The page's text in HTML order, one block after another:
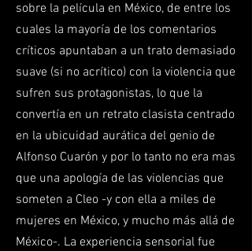
sobre la película en México, de entre los
cuales la mayoría de los comentarios
críticos apuntaban a un trato demasiado
suave (si no acrítico) con la violencia que
sufren sus protagonistas, lo que la
convertía en un retrato clasista centrado
en la ubicuidad aurática del genio de
Alfonso Cuarón y por lo tanto no era mas
que una apología de las violencias que
someten a Cleo -y con ella a miles de
mujeres en México, y mucho más allá de
México-. La experiencia sensorial fue